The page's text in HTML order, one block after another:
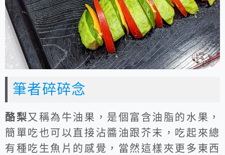
筆者碎碎念
酪梨又稱為牛油果，是個富含油脂的水果，
簡單吃也可以直接沾醬油跟芥末，吃起來總
有種吃生魚片的感覺，當然這樣夾更多東西